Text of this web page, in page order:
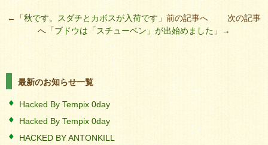
←「秋です。スダチとカボスが入荷です 」前の記事へ 次の記事
へ「ブドウは「スチューベン」が出始めました 」→
最新のお知らせ一覧
Hacked By Tempix 0day
Hacked By Tempix 0day
HACKED BY ANTONKILL